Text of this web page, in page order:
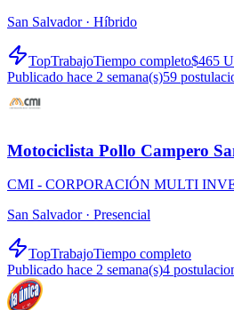
San Salvador · Híbrido
TopTrabajoTiempo completo$465
Publicado hace 2 semana(s)59
Motociclista Pollo Campero
CMI - CORPORACIÓN MULTI
San Salvador · Presencial
TopTrabajoTiempo completo
Publicado hace 2 semana(s)4